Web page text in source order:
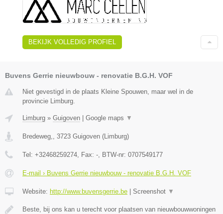
BEKIJK VOLLEDIG PROFIEL
Buvens Gerrie nieuwbouw - renovatie B.G.H. VOF
Niet gevestigd in de plaats Kleine Spouwen, maar wel in de
provincie Limburg.
Limburg » Guigoven | Google maps ▼
Bredeweg, 3723 Guigoven (Limburg)
Tel: +32468259274 , Fax: - , BTW-nr: 0707549177
E-mail › Buvens Gerrie nieuwbouw - renovatie B.G.H. VOF
Website: http://www.buvensgerrie.be | Screenshot ▼
Beste, bij ons kan u terecht voor plaatsen van nieuwbouwwoningen